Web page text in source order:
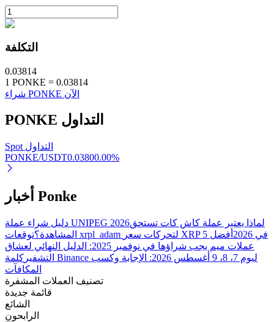
الاستثمار التلقائي
تعلم الستاكينغ
تعرف على كيفية كسب الدخل السلبي
Bitrue
AI
التكلفة
0.03814
1 PONKE = 0.03814
شراء PONKE الآن
PONKE التداول
Spot التداول
PONKE/USDT0.03800.00%
أخبار Ponke
دليل شراء عملة UNIPEG 2026لماذا يعتبر عملة كاش كات تستحق
المشاهدة؟
توقعات xrpl_adam لتحركات سعر XRP في 2026
أفضل 5
عملات ميم يجب شراؤها في نوفمبر 2025: الدليل النهائي لعشاق
التشفير كلمة Binance ليوم 7، 8، 9 أغسطس 2026: الإجابة وكسب
المكافآت
تصنيف العملات المشفرة
قائمة جديدة
الشائع
الرابحون